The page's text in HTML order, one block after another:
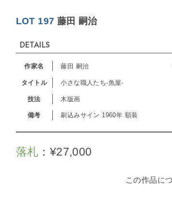
LOT 197 藤田 嗣治
DETAILS
作家名 藤田 嗣治
タイトル 小さな職人たち-魚屋-
技法 木版画
備考 刷込みサイン 1960年 額装
落札 ： ¥27,000
この作品に